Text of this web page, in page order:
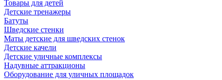
Товары для детей
Детские тренажеры
Батуты
Шведские стенки
Маты детские для шведских стенок
Детские качели
Детские уличные комплексы
Надувные аттракционы
Оборудование для уличных площадок